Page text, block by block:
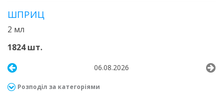
ШПРИЦ
2 мл
1824 шт.
06.08.2026
Розподіл за категоріями